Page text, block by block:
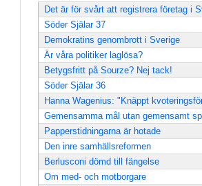
Det är för svårt att registrera företag i
Söder Själar 37
Demokratins genombrott i Sverige
Är våra politiker laglösa?
Betygsfritt på Sourze? Nej tack!
Söder Själar 36
Hanna Wagenius: "Knäppt
Gemensamma mål utan gemensamt
Papperstidningarna är hotade
Den inre samhällsreformen
Berlusconi dömd till fängelse
Om med- och motborgare